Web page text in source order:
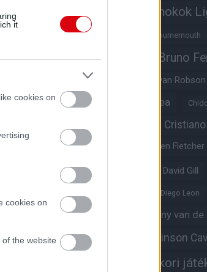
it
cookies on
cookies on
the website
Bajnokok
Benjamin Sesko Bournemouth
Brandon Williams Bruno
Bryan Mbeumo Bryan Robson
Casemiro Chelsea
Crystal Palace Darren Fletcher
David De Gea David Gill
Diego Leon
Diogo Dalot
Donny van
Ed Woodward
Edinson
Egykori